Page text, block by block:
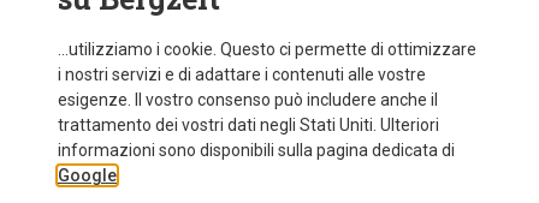
...utilizziamo i cookie. Questo ci permette di ottimizzare
i nostri servizi e di adattare i contenuti alle vostre
esigenze. Il vostro consenso può includere anche il
trattamento dei vostri dati negli Stati Uniti. Ulteriori
informazioni sono disponibili sulla pagina dedicata di
Google